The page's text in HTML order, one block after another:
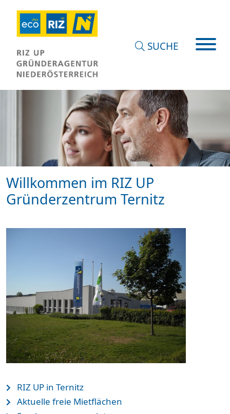
SUCHE
Willkommen im RIZ UP
Gründerzentrum Ternitz
RIZ UP in Ternitz
Aktuelle freie Mietflächen